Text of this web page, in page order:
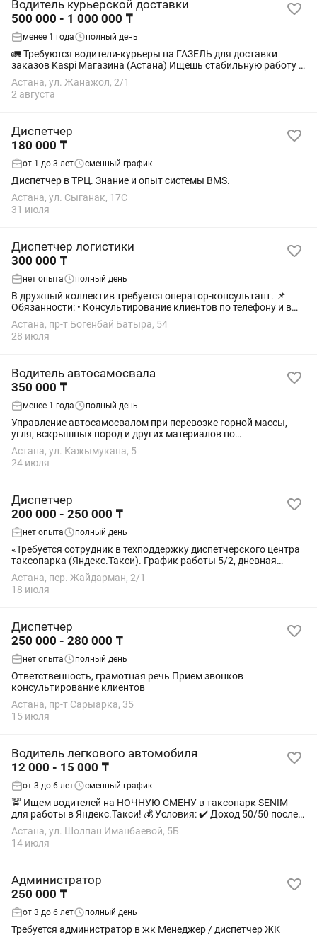
Водитель курьерской доставки
500 000 - 1 000 000 ₸
менее 1 года полный день
🚛 Требуются водители-курьеры на ГАЗЕЛЬ для доставки
заказов Kaspi Магазина (Астана) Ищешь стабильную работу с
высоким доходом? Присоединяйся к нашей команде! Мы
обеспечим всем необходимым для работы...
Астана, ул. Жанажол, 2/1
2 августа
Диспетчер
180 000 ₸
от 1 до 3 лет сменный график
Диспетчер в ТРЦ. Знание и опыт системы BMS.
Астана, ул. Сыганак, 17С
31 июля
Диспетчер логистики
300 000 ₸
нет опыта полный день
В дружный коллектив требуется оператор-консультант. 📌
Обязанности: • Консультирование клиентов по телефону и в
мессенджерах • Прием заявок и обработка обращений •
Предоставление информации по...
Астана, пр-т Богенбай Батыра, 54
28 июля
Водитель автосамосвала
350 000 ₸
менее 1 года полный день
Управление автосамосвалом при перевозке горной массы,
угля, вскрышных пород и других материалов по
технологическим дорогам карьера. Подача автомобиля под
погрузку и разгрузку, соблюдение сигналов...
Астана, ул. Кажымукана, 5
24 июля
Диспетчер
200 000 - 250 000 ₸
нет опыта полный день
«Требуется сотрудник в техподдержку диспетчерского центра
таксопарка (Яндекс.Такси). График работы 5/2, дневная
смена. Заработная плата — 200 000 тенге в месяц. Работа
подходит без опыта — мы обучаем...
Астана, пер. Жайдарман, 2/1
18 июля
Диспетчер
250 000 - 280 000 ₸
нет опыта полный день
Ответственность, грамотная речь Прием звонков
консультирование клиентов
Астана, пр-т Сарыарка, 35
15 июля
Водитель легкового автомобиля
12 000 - 15 000 ₸
от 3 до 6 лет сменный график
🚖 Ищем водителей на НОЧНУЮ СМЕНУ в таксопарк SENIM
для работы в Яндекс.Такси! 💰 Условия: ✔️ Доход 50/50 после
всех расходов ✔️ Без аренды и без плана ✔️ Ежедневные
выплаты ✔️ Работа на...
Астана, ул. Шолпан Иманбаевой, 5Б
14 июля
Администратор
250 000 ₸
от 3 до 6 лет полный день
Требуется администратор в жк Менеджер / диспетчер ЖК